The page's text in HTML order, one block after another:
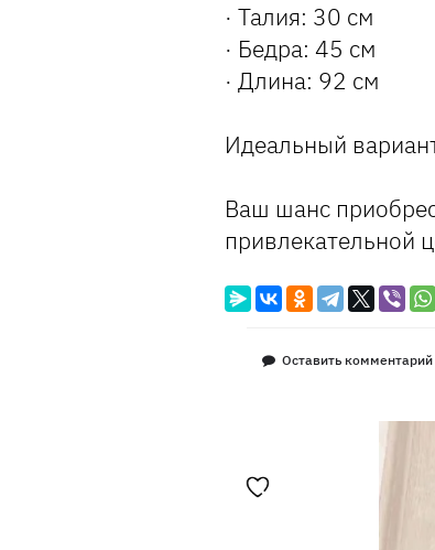
· Талия: 30 см
· Бедра: 45 см
· Длина: 92 см
Идеальный
Ваш шанс
привлекательной
Оставить комментарий